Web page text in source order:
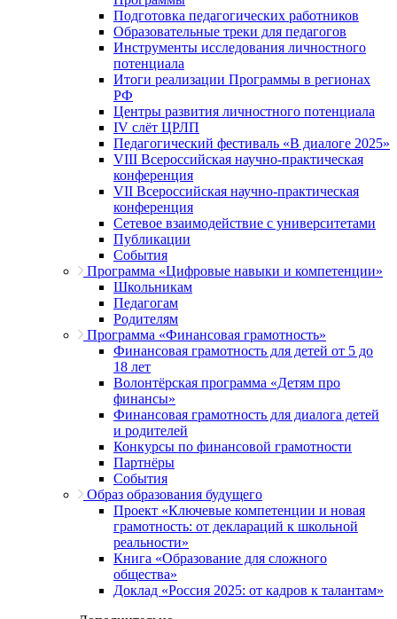
Подготовка педагогических работников
Образовательные треки для педагогов
Инструменты исследования личностного
потенциала
Итоги реализации Программы в регионах
РФ
Центры развития личностного потенциала
IV слёт ЦРЛП
Педагогический фестиваль «В диалоге 2025»
VIII Всероссийская научно-практическая
конференция
VII Всероссийская научно-практическая
конференция
Сетевое взаимодействие с университетами
Публикации
События
Программа «Цифровые навыки и компетенции»
Школьникам
Педагогам
Родителям
Программа «Финансовая грамотность»
Финансовая грамотность для детей от 5 до
18 лет
Волонтёрская программа «Детям про
финансы»
Финансовая грамотность для диалога детей
и родителей
Конкурсы по финансовой грамотности
Партнёры
События
Образ образования будущего
Проект «Ключевые компетенции и новая
грамотность: от деклараций к школьной
реальности»
Книга «Образование для сложного
общества»
Доклад «Россия 2025: от кадров к талантам»